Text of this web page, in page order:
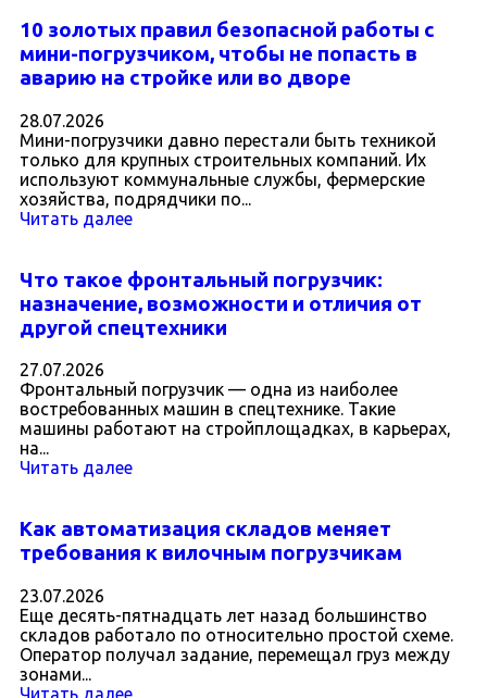
10 золотых правил безопасной работы с
мини-погрузчиком, чтобы не попасть в
аварию на стройке или во дворе
28.07.2026
Мини-погрузчики давно перестали быть техникой
только для крупных строительных компаний. Их
используют коммунальные службы, фермерские
хозяйства, подрядчики по...
Читать далее
Что такое фронтальный погрузчик:
назначение, возможности и отличия от
другой спецтехники
27.07.2026
Фронтальный погрузчик — одна из наиболее
востребованных машин в спецтехнике. Такие
машины работают на стройплощадках, в карьерах,
на...
Читать далее
Как автоматизация складов меняет
требования к вилочным погрузчикам
23.07.2026
Еще десять-пятнадцать лет назад большинство
складов работало по относительно простой схеме.
Оператор получал задание, перемещал груз между
зонами...
Читать далее